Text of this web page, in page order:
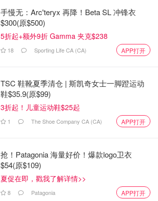
手慢无：Arc'teryx 再降！Beta SL 冲锋衣
$300(原$500)
5折起+额外9折 Gamma 夹克$238
18 Sporting Life CA (CA) APP打开
TSC 鞋靴夏季清仓 | 斯凯奇女士一脚蹬运动
鞋$35.9(原$99)
3折起！儿童运动鞋$25起
1 The Shoe Company CA (CA) APP打开
抢！Patagonia 海量好价！爆款logo卫衣
$54(原$109)
夏促在即，戳我了解详情>>
8 Patagonia APP打开